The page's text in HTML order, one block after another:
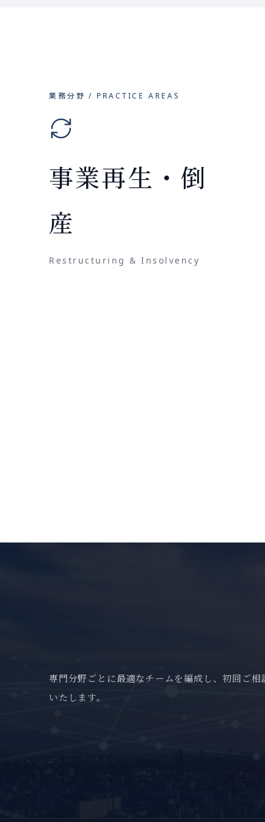
業務分野 / PRACTICE AREAS
事業再生・倒
産
Restructuring & Insolvency
専門分野ごとに最適なチームを編成し、初回ご相
いたします。